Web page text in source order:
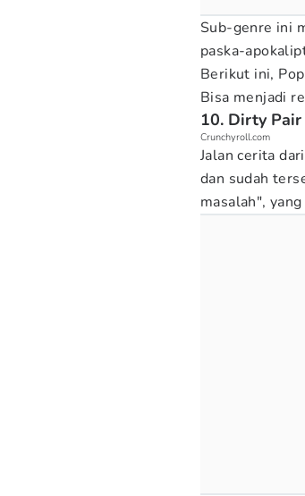
Sub-genre ini
paska-
Berikut ini,
Bisa menjadi
10. Dirty Pair
Crunchyroll.com
Jalan cerita
dan sudah
masalah",